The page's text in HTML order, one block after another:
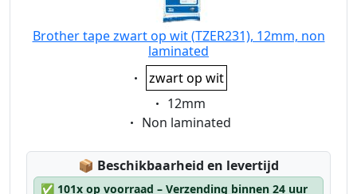
Brother tape zwart op wit (TZER231), 12mm, non
laminated
Eigenschaft:
zwart op wit
Eigenschaft:
12mm
Eigenschaft:
Non laminated
📦 Lagerstatus:
Beschikbaarheid en levertijd
✅ 101x op voorraad – Verzending binnen 24 uur